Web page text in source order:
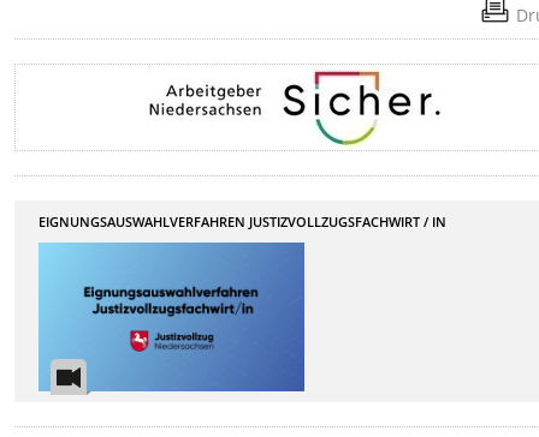
EIGNUNGSAUSWAHLVERFAHREN JUSTIZVOLLZUGSFACHWIRT / IN